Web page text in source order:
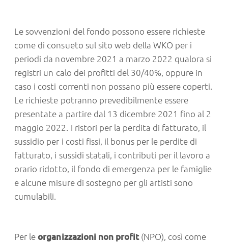
Le sovvenzioni del fondo possono essere richieste
come di consueto sul sito web della WKO per i
periodi da novembre 2021 a marzo 2022 qualora si
registri un calo dei profitti del 30/40%, oppure in
caso i costi correnti non possano più essere coperti.
Le richieste potranno prevedibilmente essere
presentate a partire dal 13 dicembre 2021 fino al 2
maggio 2022. I ristori per la perdita di fatturato, il
sussidio per i costi fissi, il bonus per le perdite di
fatturato, i sussidi statali, i contributi per il lavoro a
orario ridotto, il fondo di emergenza per le famiglie
e alcune misure di sostegno per gli artisti sono
cumulabili.
Per leorganizzazioni non profit(NPO), così come